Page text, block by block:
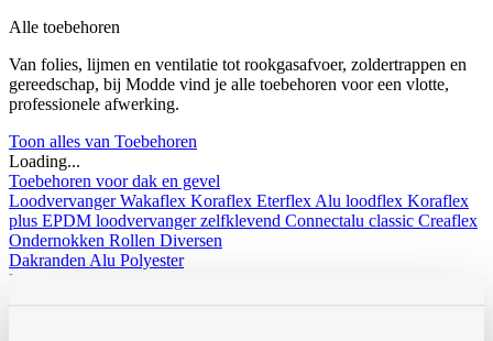
Alle toebehoren
Van folies, lijmen en ventilatie tot rookgasafvoer, zoldertrappen en
gereedschap, bij Modde vind je alle toebehoren voor een vlotte,
professionele afwerking.
Toon alles van Toebehoren
Loading...
Toebehoren voor dak en gevel
LoodvervangerWakaflex Koraflex Eterflex Alu loodflex Koraflex
plus EPDM loodvervanger zelfklevend Connectalu classic Creaflex
Ondernokken Rollen Diversen
Dakranden Alu Polyester
Dakverven, sprays en dakbescherming